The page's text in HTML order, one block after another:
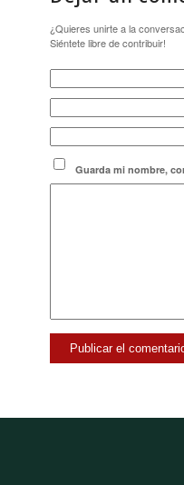
¿Quieres unirte a la
Siéntete libre de contribuir!
Guarda mi nombre,